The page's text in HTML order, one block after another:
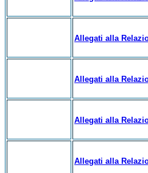
Allegati alla
Allegati alla
Allegati alla
Allegati alla